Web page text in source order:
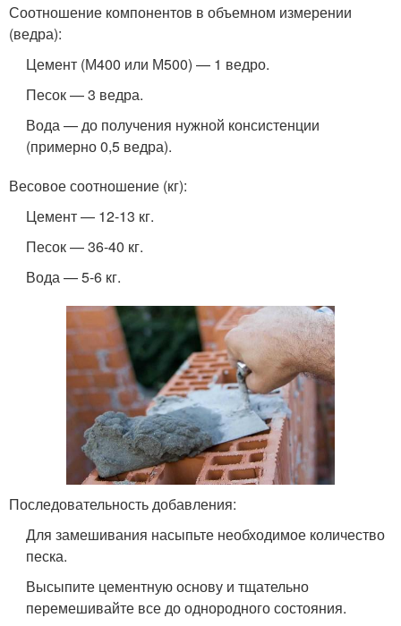
Соотношение компонентов в объемном измерении
(ведра):
Цемент (М400 или М500) — 1 ведро.
Песок — 3 ведра.
Вода — до получения нужной консистенции
(примерно 0,5 ведра).
Весовое соотношение (кг):
Цемент — 12-13 кг.
Песок — 36-40 кг.
Вода — 5-6 кг.
Последовательность добавления:
Для замешивания насыпьте необходимое количество
песка.
Высыпите цементную основу и тщательно
перемешивайте все до однородного состояния.